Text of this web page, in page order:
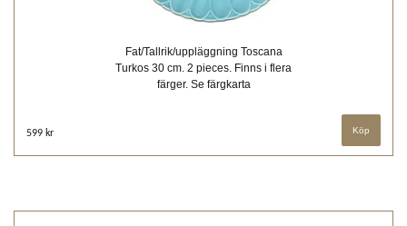
Fat/Tallrik/uppläggning Toscana
Turkos 30 cm. 2 pieces. Finns i flera
färger. Se färgkarta
599 kr Köp